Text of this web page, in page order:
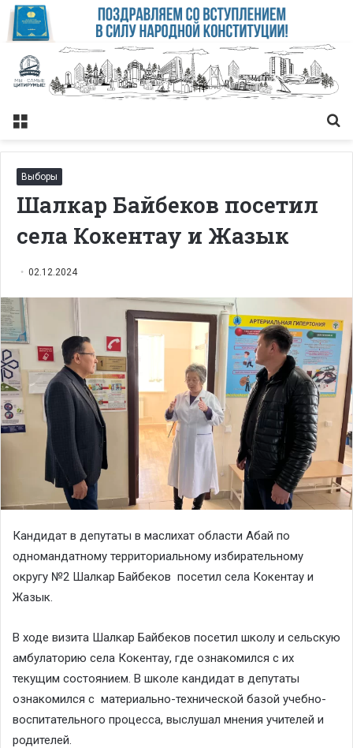
Меню
Выборы
Шалкар Байбеков посетил
села Кокентау и Жазык
02.12.2024
Кандидат в депутаты в маслихат области Абай по
одномандатному территориальному избирательному
округу №2 Шалкар Байбеков посетил села Кокентау и
Жазык.
В ходе визита Шалкар Байбеков посетил школу и сельскую
амбулаторию села Кокентау, где ознакомился с их
текущим состоянием. В школе кандидат в депутаты
ознакомился с материально-технической базой учебно-
воспитательного процесса, выслушал мнения учителей и
родителей.